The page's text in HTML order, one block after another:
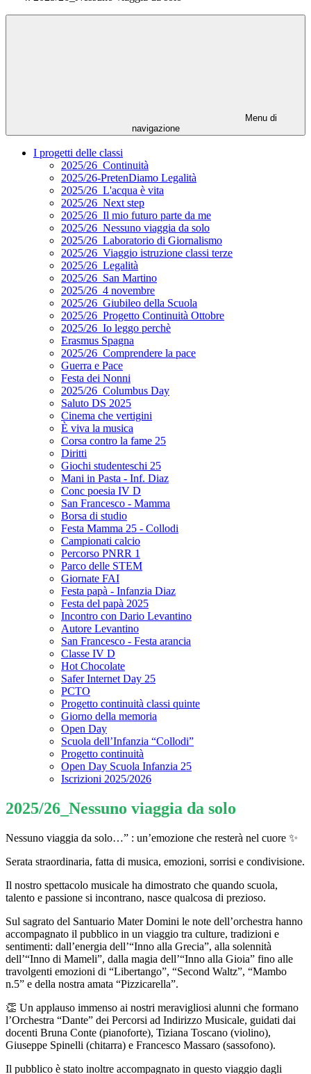
Menu di
navigazione
I progetti delle classi
2025/26_Continuità
2025/26-PretenDiamo Legalità
2025/26_L'acqua è vita
2025/26_Next step
2025/26_Il mio futuro parte da me
2025/26_Nessuno viaggia da solo
2025/26_Laboratorio di Giornalismo
2025/26_Viaggio istruzione classi terze
2025/26_Legalità
2025/26_San Martino
2025/26_4 novembre
2025/26_Giubileo della Scuola
2025/26_Progetto Continuità Ottobre
2025/26_Io leggo perchè
Erasmus Spagna
2025/26_Comprendere la pace
Guerra e Pace
Festa dei Nonni
2025/26_Columbus Day
Saluto DS 2025
Cinema che vertigini
È viva la musica
Corsa contro la fame 25
Diritti
Giochi studenteschi 25
Mani in Pasta - Inf. Diaz
Conc poesia IV D
San Francesco - Mamma
Borsa di studio
Festa Mamma 25 - Collodi
Campionati calcio
Percorso PNRR 1
Parco delle STEM
Giornate FAI
Festa papà - Infanzia Diaz
Festa del papà 2025
Incontro con Dario Levantino
Autore Levantino
San Francesco - Festa arancia
Classe IV D
Hot Chocolate
Safer Internet Day 25
PCTO
Progetto continuità classi quinte
Giorno della memoria
Open Day
Scuola dell’Infanzia “Collodi”
Progetto continuità
Open Day Scuola Infanzia 25
Iscrizioni 2025/2026
2025/26_Nessuno viaggia da solo
Nessuno viaggia da solo…” : un’emozione che resterà nel cuore ✨
Serata straordinaria, fatta di musica, emozioni, sorrisi e condivisione.
Il nostro spettacolo musicale ha dimostrato che quando scuola,
talento e passione si incontrano, nasce qualcosa di prezioso.
Sul sagrato del Santuario Mater Domini le note dell’orchestra hanno
accompagnato il pubblico in un viaggio tra culture, tradizioni e
sentimenti: dall’energia dell’“Inno alla Grecia”, alla solennità
dell’“Inno di Mameli”, dalla magia dell’“Inno alla Gioia” fino alle
travolgenti emozioni di “Libertango”, “Second Waltz”, “Mambo
n.5” e della nostra amata “Pizzicarella”.
👏 Un applauso immenso ai nostri meravigliosi alunni che formano
l’Orchestra “Dante” dei Percorsi ad Indirizzo Musicale, guidati dai
docenti Bruna Conte (pianoforte), Tiziana Toscano (violino),
Giuseppe Spinelli (chitarra) e Francesco Massaro (sassofono).
Il pubblico è stato inoltre accompagnato in questo viaggio dagli